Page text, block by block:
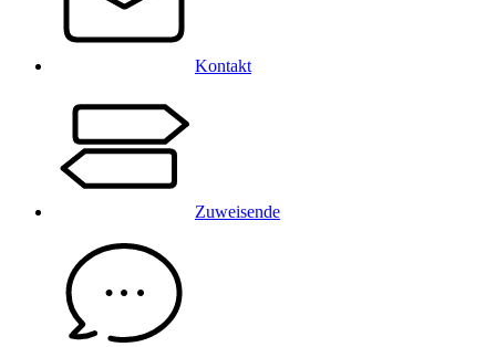
Kontakt
Zuweisende